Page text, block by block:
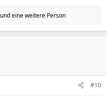
und eine weitere Person
#10